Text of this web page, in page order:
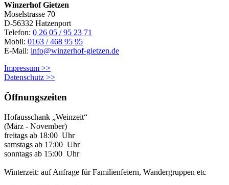
Winzerhof Gietzen
Moselstrasse 70
D-56332 Hatzenport
Telefon: 0 26 05 / 95 23 71
Mobil: 0163 / 468 95 95
E-Mail: info@winzerhof-gietzen.de
Impressum >>
Datenschutz >>
Öffnungszeiten
Hofausschank „Weinzeit“
(März - November)
freitags ab 18:00 Uhr
samstags ab 17:00 Uhr
sonntags ab 15:00 Uhr
Winterzeit: auf Anfrage für Familienfeiern, Wandergruppen etc